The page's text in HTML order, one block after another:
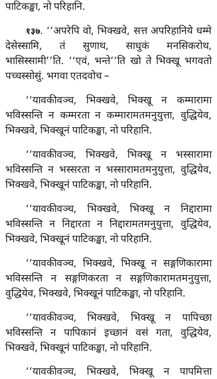
पाटिकङ्खा, नो परिहानि.
१३७. ‘‘अपरेपिवो, भिक्खवे, सत्त अपरिहानिये धम्मे
देसेस्सामि, तं सुणाथ, साधुकं मनसिकरोथ,
भासिस्सामी’’ति. ‘‘एवं, भन्ते’’ति खो ते भिक्खू भगवतो
पच्चस्सोसुं. भगवा एतदवोच –
‘‘यावकीवञ्च, भिक्खवे, भिक्खू न कम्मारामा
भविस्सन्ति न कम्मरता न कम्मारामतमनुयुत्ता, वुद्धियेव,
भिक्खवे, भिक्खूनं पाटिकङ्खा, नो परिहानि.
‘‘यावकीवञ्च, भिक्खवे, भिक्खू न भस्सारामा
भविस्सन्ति न भस्सरता न भस्सारामतमनुयुत्ता, वुद्धियेव,
भिक्खवे, भिक्खूनं पाटिकङ्खा, नो परिहानि.
‘‘यावकीवञ्च, भिक्खवे, भिक्खू न निद्दारामा
भविस्सन्ति न निद्दारता न निद्दारामतमनुयुत्ता, वुद्धियेव,
भिक्खवे, भिक्खूनं पाटिकङ्खा, नो परिहानि.
‘‘यावकीवञ्च, भिक्खवे, भिक्खू न सङ्गणिकारामा
भविस्सन्ति न सङ्गणिकरता न सङ्गणिकारामतमनुयुत्ता,
वुद्धियेव, भिक्खवे, भिक्खूनं पाटिकङ्खा, नो परिहानि.
‘‘यावकीवञ्च, भिक्खवे, भिक्खू न पापिच्छा
भविस्सन्ति न पापिकानं इच्छानं वसं गता, वुद्धियेव,
भिक्खवे, भिक्खूनं पाटिकङ्खा, नो परिहानि.
‘‘यावकीवञ्च, भिक्खवे, भिक्खू न पापमित्ता